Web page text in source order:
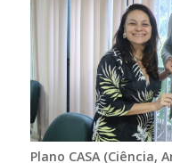
Plano CASA (Ciência,